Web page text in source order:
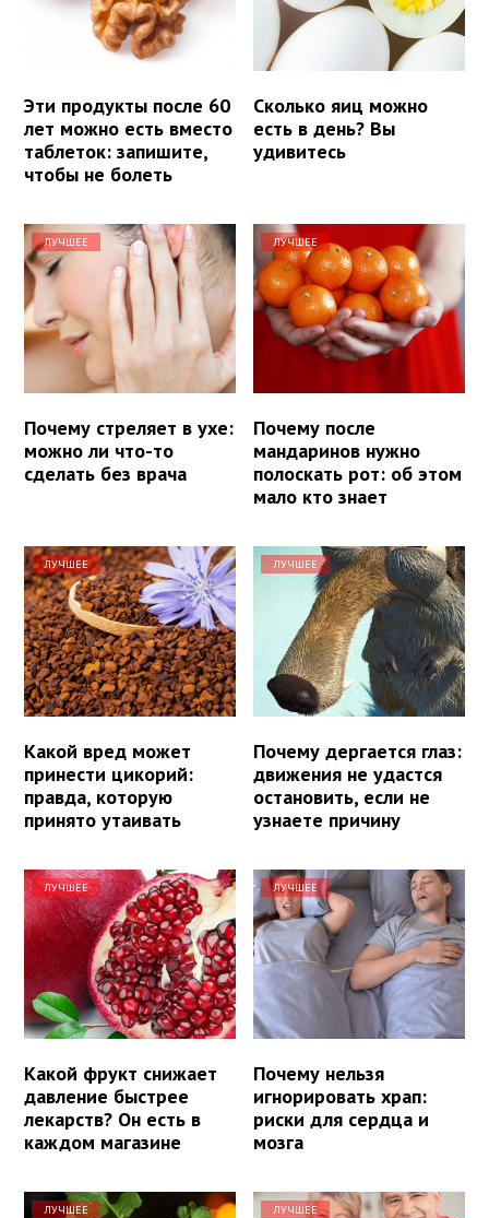
Эти продукты после 60
лет можно есть вместо
таблеток: запишите,
чтобы не болеть
Сколько яиц можно
есть в день? Вы
удивитесь
ЛУЧШЕЕ
Почему стреляет в ухе:
можно ли что-то
сделать без врача
ЛУЧШЕЕ
Почему после
мандаринов нужно
полоскать рот: об этом
мало кто знает
ЛУЧШЕЕ
Какой вред может
принести цикорий:
правда, которую
принято утаивать
ЛУЧШЕЕ
Почему дергается глаз:
движения не удастся
остановить, если не
узнаете причину
ЛУЧШЕЕ
Какой фрукт снижает
давление быстрее
лекарств? Он есть в
каждом магазине
ЛУЧШЕЕ
Почему нельзя
игнорировать храп:
риски для сердца и
мозга
ЛУЧШЕЕ ЛУЧШЕЕ